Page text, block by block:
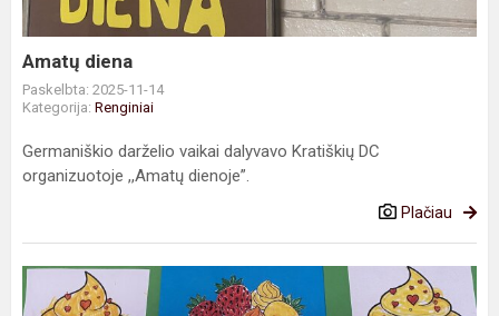
Amatų diena
Paskelbta: 2025-11-14
Kategorija: Renginiai
Germaniškio darželio vaikai dalyvavo Kratiškių DC
organizuotoje ,,Amatų dienoje”.
Plačiau
Pyragų
diena